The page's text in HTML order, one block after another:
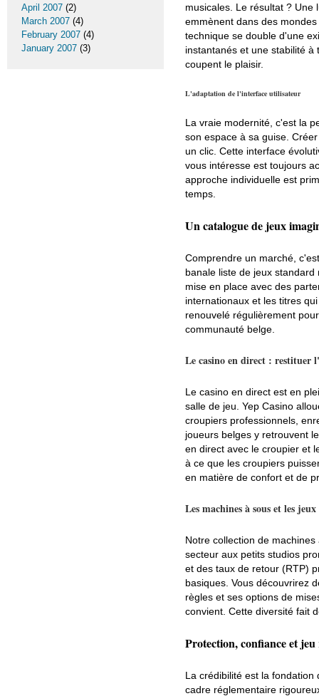
musicales. Le résultat ? Une
emmènent dans des
technique se double d'une
instantanés et une stabilité
coupent le plaisir.
L'adaptation de l'interface utilisateur
La vraie modernité, c'est la
son espace à sa guise.
un clic. Cette interface
vous intéresse est toujours
approche individuelle est
temps.
Un catalogue de jeux
Comprendre un marché,
banale liste de jeux
mise en place avec des
internationaux et les titres
renouvelé régulièrement
communauté belge.
Le casino en direct : restituer
Le casino en direct est en
salle de jeu. Yep Casino
croupiers professionnels,
joueurs belges y retrouvent
en direct avec le croupier et
à ce que les croupiers
en matière de confort et de
Les machines à sous et les
Notre collection de
secteur aux petits studios
et des taux de retour (RTP)
basiques. Vous découvrirez
règles et ses options de
convient. Cette diversité fait
Protection, confiance et
La crédibilité est la
cadre réglementaire
April 2007 (2)
March 2007 (4)
February 2007 (4)
January 2007 (3)